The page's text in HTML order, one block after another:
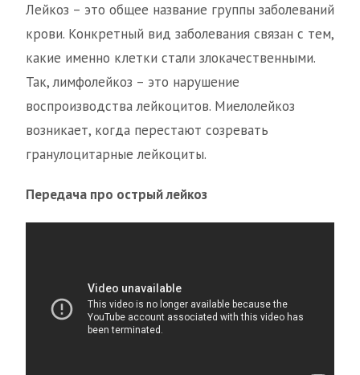
Лейкоз – это общее название группы заболеваний
крови. Конкретный вид заболевания связан с тем,
какие именно клетки стали злокачественными.
Так, лимфолейкоз – это нарушение
воспроизводства лейкоцитов. Миелолейкоз
возникает, когда перестают созревать
гранулоцитарные лейкоциты.
Передача про острый лейкоз